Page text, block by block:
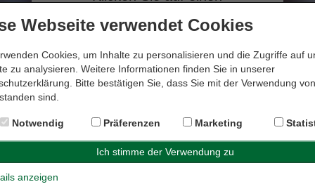
Webseite verwendet Cookies
Cookies, um Inhalte zu personalisieren und die Zugriffe auf
zu analysieren. Weitere Informationen finden Sie in unserer
Bitte bestätigen Sie, dass Sie mit der Verwendung
sind.
Notwendig Präferenzen Marketing
anzeigen
Anfangsbuchstaben:
A B C D E
L M N